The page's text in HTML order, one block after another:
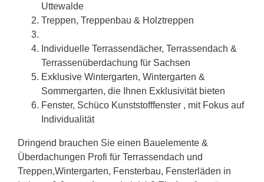
Uttewalde
Treppen, Treppenbau & Holztreppen
Individuelle Terrassendächer, Terrassendach &
Terrassenüberdachung für Sachsen
Exklusive Wintergarten, Wintergarten &
Sommergarten, die Ihnen Exklusivität bieten
Fenster, Schüco Kunststofffenster , mit Fokus auf
Individualität
Dringend brauchen Sie einen Bauelemente &
Überdachungen Profi für Terrassendach und
Treppen,Wintergarten, Fensterbau, Fensterläden in